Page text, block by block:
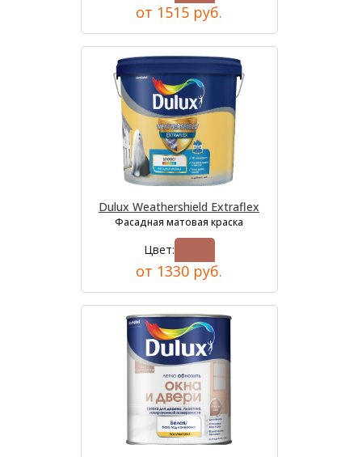
от 1515 руб.
Dulux Weathershield Extraflex
Фасадная матовая краска
Цвет:
от 1330 руб.